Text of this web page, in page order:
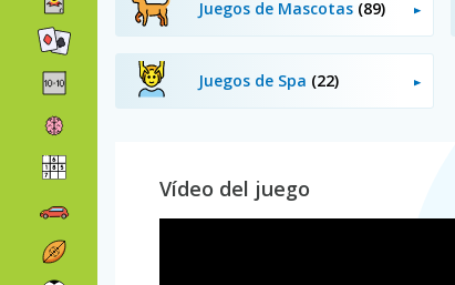
Juegos de Mascotas (89)
Juegos de Spa (22)
Vídeo del juego